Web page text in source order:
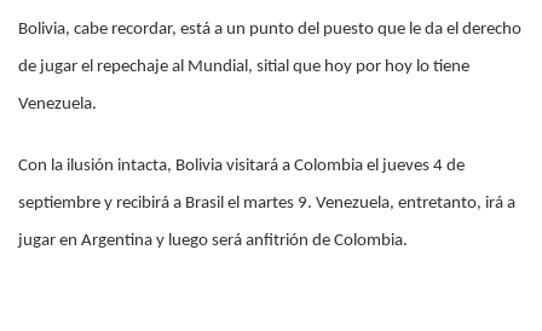
Bolivia, cabe recordar, está a un punto del puesto que le da el derecho
de jugar el repechaje al Mundial, sitial que hoy por hoy lo tiene
Venezuela.
Con la ilusión intacta, Bolivia visitará a Colombia el jueves 4 de
septiembre y recibirá a Brasil el martes 9. Venezuela, entretanto, irá a
jugar en Argentina y luego será anfitrión de Colombia.